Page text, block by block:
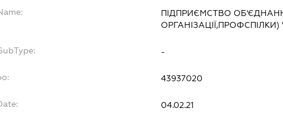
ПІДПРИЄМСТВО
-
43937020
04.02.21